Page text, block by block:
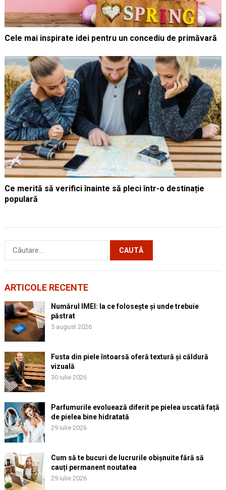
Cele mai inspirate idei pentru un concediu de primăvară
Ce merită să verifici înainte să pleci într-o destinație
populară
Caută
ARTICOLE RECENTE
Numărul IMEI: la ce folosește și unde trebuie
păstrat
5 august 2026
Fusta din piele întoarsă oferă textură și căldură
vizuală
30 iulie 2026
Parfumurile evoluează diferit pe pielea uscată față
de pielea bine hidratată
29 iulie 2026
Cum să te bucuri de lucrurile obișnuite fără să
cauți permanent noutatea
29 iulie 2026